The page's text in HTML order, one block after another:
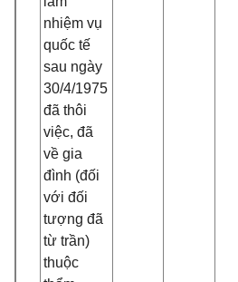
nhiệm vụ
quốc tế
sau ngày
30/4/1975
đã thôi
việc, đã
về gia
đình (đối
với đối
tượng đã
từ trần)
thuộc